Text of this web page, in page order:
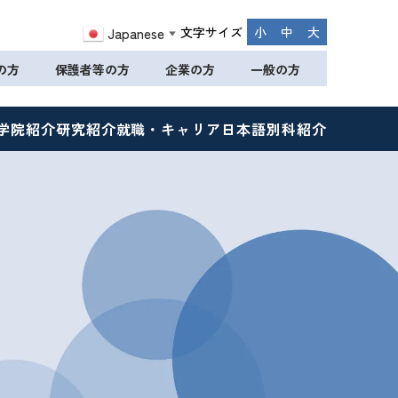
Japanese ▼ 文字サイズ 小 中 大
方 保護者等の方 企業の方 一般の方
院紹介研究紹介就職・キャリア 日本語別科紹介